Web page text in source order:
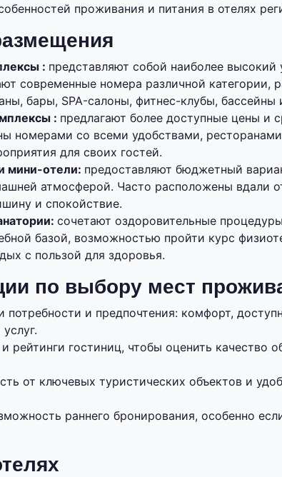
проживания и питания в отелях
: представляют собой наиболее
современные номера различной категории,
бары, SPA-салоны, фитнес-клубы, бассейны
: предлагают более доступные цены и
номерами со всеми удобствами,
для своих гостей.
мини-отели: предоставляют бюджетный
атмосферой. Часто расположены вдали
и спокойствие.
сочетают оздоровительные
базой, возможностью пройти курс
с пользой для здоровья.
по выбору мест
потребности и предпочтения: комфорт,
рейтинги гостиниц, чтобы оценить качество
от ключевых туристических объектов и
раннего бронирования, особенно